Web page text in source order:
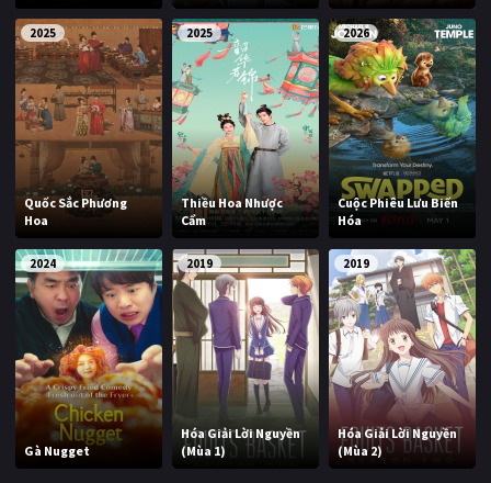
2025
Quốc Sắc Phương
Hoa
2025
Thiều Hoa Nhược
Cẩm
2026
Cuộc Phiêu Lưu Biến
Hóa
2024
Gà Nugget
2019
Hóa Giải Lời Nguyền
(Mùa 1)
2019
Hóa Giải Lời Nguyền
(Mùa 2)